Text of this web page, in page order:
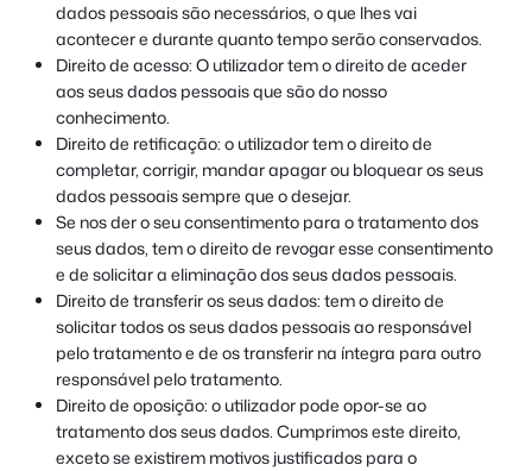
dados pessoais são necessários, o que lhes vai
acontecer e durante quanto tempo serão conservados.
Direito de acesso: O utilizador tem o direito de aceder
aos seus dados pessoais que são do nosso
conhecimento.
Direito de retificação: o utilizador tem o direito de
completar, corrigir, mandar apagar ou bloquear os seus
dados pessoais sempre que o desejar.
Se nos der o seu consentimento para o tratamento dos
seus dados, tem o direito de revogar esse consentimento
e de solicitar a eliminação dos seus dados pessoais.
Direito de transferir os seus dados: tem o direito de
solicitar todos os seus dados pessoais ao responsável
pelo tratamento e de os transferir na íntegra para outro
responsável pelo tratamento.
Direito de oposição: o utilizador pode opor-se ao
tratamento dos seus dados. Cumprimos este direito,
exceto se existirem motivos justificados para o